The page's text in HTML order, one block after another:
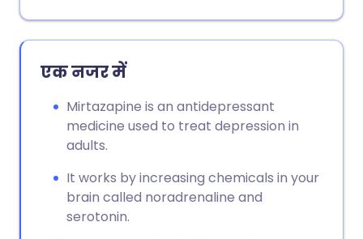
लिंक कॉपी करें
एक नजर में
Mirtazapine is an antidepressant
medicine used to treat depression in
adults.
It works by increasing chemicals in your
brain called noradrenaline and
serotonin.